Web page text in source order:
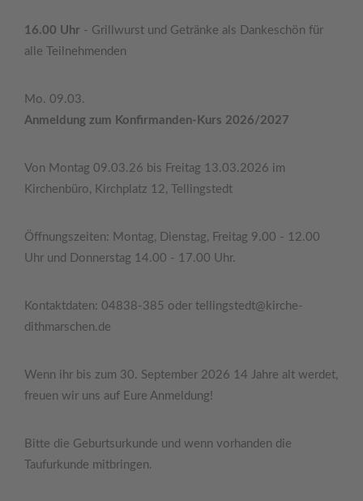
16.00 Uhr - Grillwurst und Getränke als Dankeschön für
alle Teilnehmenden
Mo. 09.03.
Anmeldung zum Konfirmanden-Kurs 2026/2027
Von Montag 09.03.26 bis Freitag 13.03.2026 im
Kirchenbüro, Kirchplatz 12, Tellingstedt
Öffnungszeiten: Montag, Dienstag, Freitag 9.00 - 12.00
Uhr und Donnerstag 14.00 - 17.00 Uhr.
Kontaktdaten: 04838-385 oder tellingstedt@kirche-
dithmarschen.de
Wenn ihr bis zum 30. September 2026 14 Jahre alt werdet,
freuen wir uns auf Eure Anmeldung!
Bitte die Geburtsurkunde und wenn vorhanden die
Taufurkunde mitbringen.